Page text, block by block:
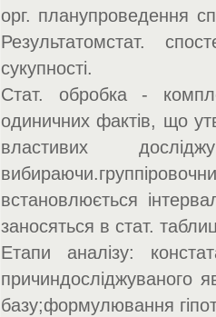
орг. планупроведення
Результатомстат.
сукупності.
Стат. обробка -
одиничних фактів, що
властивих
встановлюється
заносяться в стат.
Етапи аналізу:
причиндосліджуваного
базу;формулювання